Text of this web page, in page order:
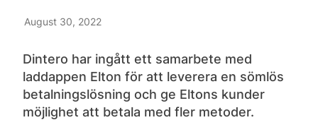
August 30, 2022
Dintero har ingått ett samarbete med
laddappen Elton för att leverera en sömlös
betalningslösning och ge Eltons kunder
möjlighet att betala med fler metoder.